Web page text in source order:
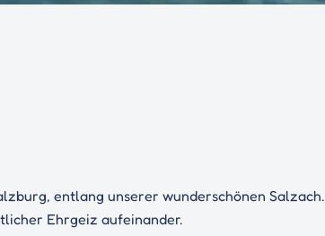
entlang unserer wunderschönen Salzach.
Ehrgeiz aufeinander.